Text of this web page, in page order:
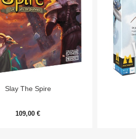
Aperçu rapide
Slay The Spire
109,00 €